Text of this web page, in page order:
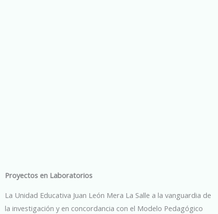
Proyectos en Laboratorios
La Unidad Educativa Juan León Mera La Salle a la vanguardia de
la investigación y en concordancia con el Modelo Pedagógico